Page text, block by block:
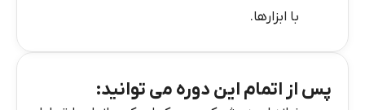
با ابزارها.
پس از اتمام این دوره می توانید: